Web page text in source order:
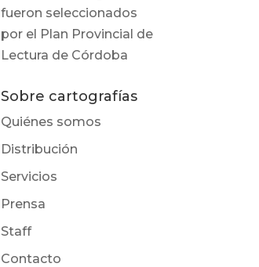
fueron seleccionados
por el Plan Provincial de
Lectura de Córdoba
Sobre cartografías
Quiénes somos
Distribución
Servicios
Prensa
Staff
Contacto